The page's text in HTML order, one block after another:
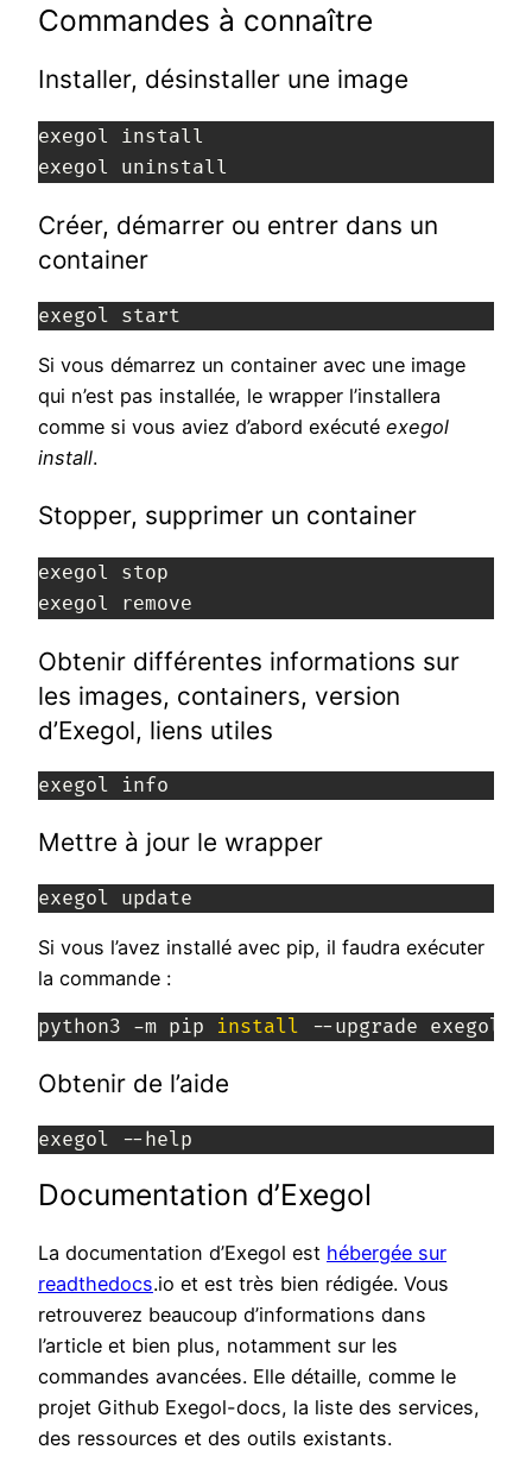
Commandes à connaître
Installer, désinstaller une image
exegol install
exegol uninstall
Créer, démarrer ou entrer dans un
container
exegol start
Si vous démarrez un container avec une image
qui n’est pas installée, le wrapper l’installera
comme si vous aviez d’abord exécuté exegol
install.
Stopper, supprimer un container
exegol stop
exegol remove
Obtenir différentes informations sur
les images, containers, version
d’Exegol, liens utiles
exegol info
Mettre à jour le wrapper
exegol update
Si vous l’avez installé avec pip, il faudra exécuter
la commande :
python3 -m pip install --upgrade exegol
Obtenir de l’aide
exegol --help
Documentation d’Exegol
La documentation d’Exegol est hébergée sur
readthedocs.io et est très bien rédigée. Vous
retrouverez beaucoup d’informations dans
l’article et bien plus, notamment sur les
commandes avancées. Elle détaille, comme le
projet Github Exegol-docs, la liste des services,
des ressources et des outils existants.